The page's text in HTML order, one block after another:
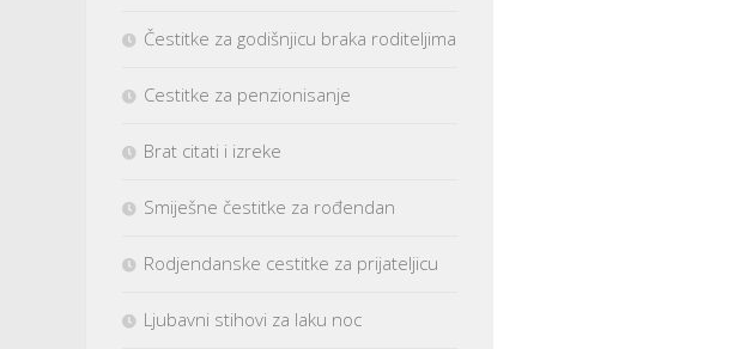
Čestitke za godišnjicu braka roditeljima
Cestitke za penzionisanje
Brat citati i izreke
Smiješne čestitke za rođendan
Rodjendanske cestitke za prijateljicu
Ljubavni stihovi za laku noc